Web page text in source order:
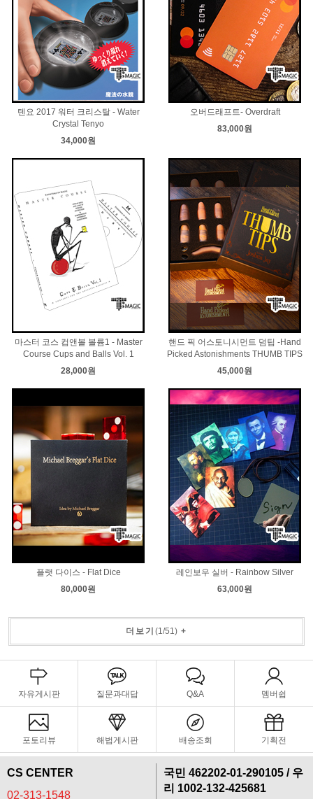
텐요 2017 워터 크리스탈 - Water
Crystal Tenyo
34,000원
오버드래프트- Overdraft
83,000원
마스터 코스 컵앤볼 볼륨1 - Master
Course Cups and Balls Vol. 1
28,000원
핸드 픽 어스토니시먼트 덤팁 -Hand
Picked Astonishments THUMB TIPS
45,000원
플랫 다이스 - Flat Dice
80,000원
레인보우 실버 - Rainbow Silver
63,000원
더보기 (1/51) +
자유게시판 질문과대답 Q&A 멤버쉽
포토리뷰 해법게시판 배송조회 기획전
CS CENTER
02-313-1548
국민 462202-01-290105 / 우
리 1002-132-425681